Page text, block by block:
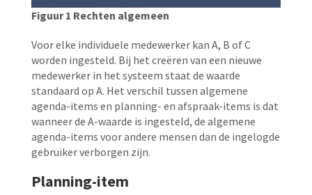
Figuur 1 Rechten algemeen
Voor elke individuele medewerker kan A, B of C
worden ingesteld. Bij het creëren van een nieuwe
medewerker in het systeem staat de waarde
standaard op A. Het verschil tussen algemene
agenda-items en planning- en afspraak-items is dat
wanneer de A-waarde is ingesteld, de algemene
agenda-items voor andere mensen dan de ingelogde
gebruiker verborgen zijn.
Planning-item